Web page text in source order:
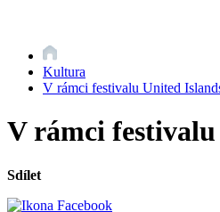
Kultura
V rámci festivalu United
V rámci
Sdílet